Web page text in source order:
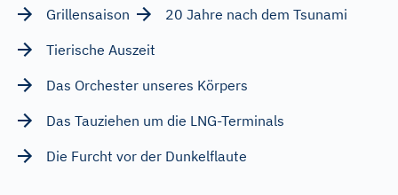
Grillensaison
20 Jahre nach dem Tsunami
Tierische Auszeit
Das Orchester unseres Körpers
Das Tauziehen um die LNG-Terminals
Die Furcht vor der Dunkelflaute